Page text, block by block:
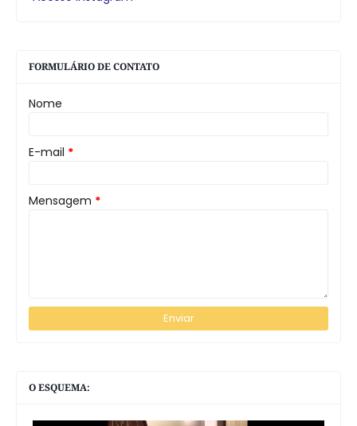
FORMULÁRIO DE CONTATO
Nome
E-mail *
Mensagem *
O ESQUEMA: